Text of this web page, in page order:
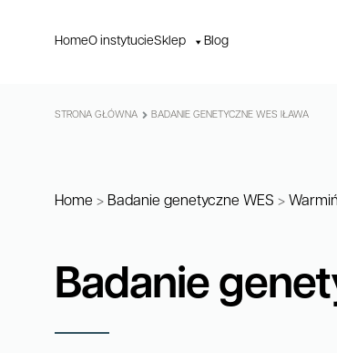
HomeO instytucieSklep Blog
STRONA GŁÓWNA BADANIE GENETYCZNE WES IŁAWA
Home > Badanie genetyczne WES >
Badanie